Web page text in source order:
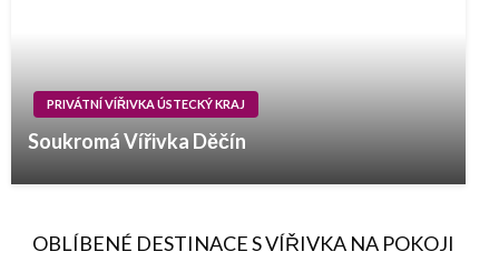
PRIVÁTNÍ VÍŘIVKA ÚSTECKÝ KRAJ
Soukromá Vířivka Děčín
OBLÍBENÉ DESTINACE S VÍŘIVKA NA POKOJI